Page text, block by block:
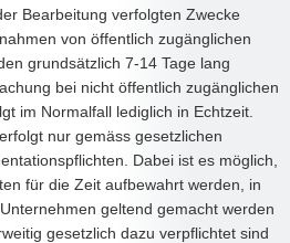
Bearbeitung verfolgten Zwecke
von öffentlich zugänglichen
grundsätzlich 7-14 Tage lang
bei nicht öffentlich zugänglichen
im Normalfall lediglich in Echtzeit.
nur gemäss gesetzlichen
Dabei ist es möglich,
für die Zeit aufbewahrt werden, in
geltend gemacht werden
gesetzlich dazu verpflichtet sind